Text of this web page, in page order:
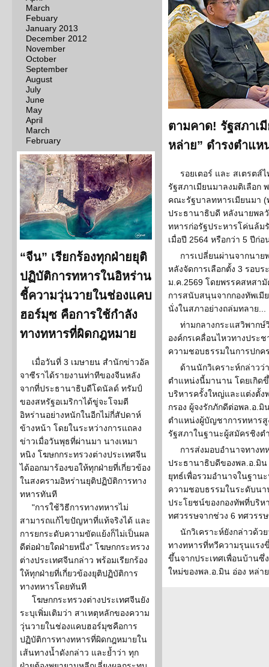
March
Febuary
January 2013
December 2012
November
October
September
August
July
June
May
April
March
February
“จีน” เรียกร้องทุกฝ่ายยุติ
ปฏิบัติการทหารในอิหร่าน
ชี้ความวุ่นวายในช่องแคบ
ฮอร์มุซ คือการใช้กำลัง
ทางทหารที่ผิดกฎหมาย
เมื่อวันที่ 3 เมษายน สำนักข่าวอัล
จาซีราได้รายงานท่าทีของจีนหลัง
จากที่ประธานาธิบดีโดนัลด์ ทรัมป์
ของสหรัฐอเมริกาได้ขู่จะโจมตี
อิหร่านอย่างหนักในอีกไม่กี่สัปดาห์
ข้างหน้า โดยในระหว่างการแถลง
ข่าวเมื่อวันพุธที่ผ่านมา นางเหมา
หนิง โฆษกกระทรวงต่างประเทศจีน
ได้ออกมาร้องขอให้ทุกฝ่ายที่เกี่ยวข้อง
ในสงครามอิหร่านยุติปฏิบัติการทาง
ทหารทันที
"การใช้วิธีการทางทหารไม่
สามารถแก้ไขปัญหาที่แท้จริงได้ และ
การยกระดับความขัดแย้งก็ไม่เป็นผล
ดีต่อฝ่ายใดฝ่ายหนึ่ง" โฆษกกระทรวง
ต่างประเทศจีนกล่าว พร้อมเรียกร้อง
ให้ทุกฝ่ายที่เกี่ยวข้องยุติปฏิบัติการ
ทางทหารโดยทันที
โฆษกกระทรวงต่างประเทศจีนยัง
ระบุเพิ่มเติมว่า สาเหตุหลักของความ
วุ่นวายในช่องแคบฮอร์มุซคือการ
ปฏิบัติการทางทหารที่ผิดกฎหมายใน
เส้นทางน้ำดังกล่าว และย้ำว่า ทุก
ตามคาด! รัฐสภาเ
หล่าย” ดำรงตำแ
รอยเตอร์ และ สเตรตส์
รัฐสภาเมียนมาลงมติเลือก
คณะรัฐบาลทหารเมียนมา
ประธานาธิบดี หลังนายพ
ทหารก่อรัฐประหารโค่นล้ม
เมื่อปี 2564 หรือกว่า 5 ปีก่อ
การเปลี่ยนผ่านจากนา
หลังจัดการเลือกตั้ง 3 รอบร
ม.ค.2569 โดยพรรคสหสา
การสนับสนุนจากกองทัพเมี
นั่งในสภาอย่างถล่มทลาย...
ท่ามกลางกระแสวิพาก
องค์กรเคลื่อนไหวทางประ
ความชอบธรรมในการปกค
ด้านนักวิเคราะห์กล่าวว่
ตำแหน่งนี้มานาน โดยเกิด
บริหารครั้งใหญ่และแต่งตั้ง
กรอง ผู้จงรักภักดีต่อพล.อ.มิ
ตำแหน่งผู้บัญชาการทหาร
รัฐสภาในฐานะผู้สมัครชิง
การส่งมอบอำนาจทาง
ประธานาธิบดีของพล.อ.มิน
ยุทธ์เพื่อรวมอำนาจในฐาน
ความชอบธรรมในระดับน
ประโยชน์ของกองทัพที่บริห
ทศวรรษจากช่วง 6 ทศวรร
นักวิเคราะห์ยังกล่าวด้ว
ทางทหารที่ทวีความรุนแรง
ขึ้นจากประเทศเพื่อนบ้านซึ่
ใหม่ของพล.อ.มิน อ่อง หล่าย